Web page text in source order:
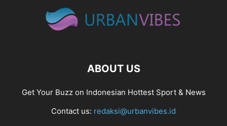
ABOUT US
Get Your Buzz on Indonesian Hottest Sport & News
Contact us: redaksi@urbanvibes.id